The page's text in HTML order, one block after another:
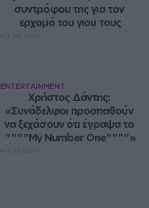
συντρόφου της για τον
ερχομό του γιου τους
ENTERTAINMENT
Χρήστος Δάντης:
«Συνάδελφοι προσπαθούν
να ξεχάσουν ότι έγραψα το
""""My Number One""""»